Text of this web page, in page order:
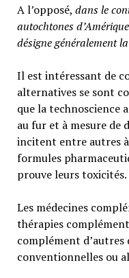
A l’opposé, dans le
autochtones
désigne généralementla
Il est intéressant de
alternatives se sont
que la technoscience
au fur et à mesure de
incitent entre autres
formules
prouve leurs toxicités.
Les médecines
thérapies
complément d’autres
conventionnelles ou